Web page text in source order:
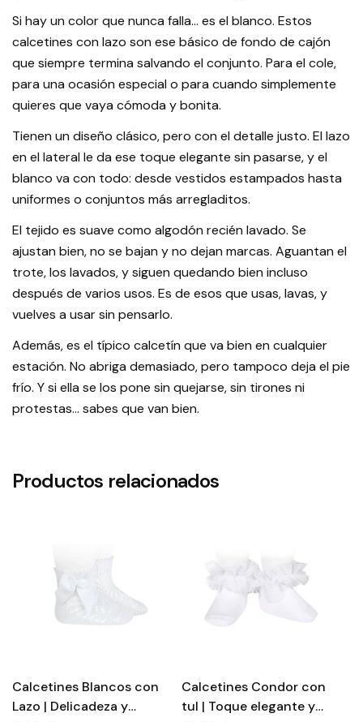
Si hay un color que nunca falla… es el blanco. Estos
calcetines con lazo son ese básico de fondo de cajón
que siempre termina salvando el conjunto. Para el cole,
para una ocasión especial o para cuando simplemente
quieres que vaya cómoda y bonita.
Tienen un diseño clásico, pero con el detalle justo. El lazo
en el lateral le da ese toque elegante sin pasarse, y el
blanco va con todo: desde vestidos estampados hasta
uniformes o conjuntos más arregladitos.
El tejido es suave como algodón recién lavado. Se
ajustan bien, no se bajan y no dejan marcas. Aguantan el
trote, los lavados, y siguen quedando bien incluso
después de varios usos. Es de esos que usas, lavas, y
vuelves a usar sin pensarlo.
Además, es el típico calcetín que va bien en cualquier
estación. No abriga demasiado, pero tampoco deja el pie
frío. Y si ella se los pone sin quejarse, sin tirones ni
protestas… sabes que van bien.
Productos relacionados
Calcetines Blancos con
Lazo | Delicadeza y
Calcetines Condor con
tul | Toque elegante y